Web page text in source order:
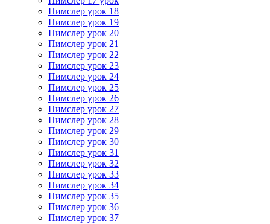
Пимслер урок 18
Пимслер урок 19
Пимслер урок 20
Пимслер урок 21
Пимслер урок 22
Пимслер урок 23
Пимслер урок 24
Пимслер урок 25
Пимслер урок 26
Пимслер урок 27
Пимслер урок 28
Пимслер урок 29
Пимслер урок 30
Пимслер урок 31
Пимслер урок 32
Пимслер урок 33
Пимслер урок 34
Пимслер урок 35
Пимслер урок 36
Пимслер урок 37